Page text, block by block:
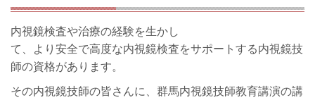
内視鏡検査や治療の経験を生かし
て、より安全で高度な内視鏡検査をサポートする内視鏡技
師の資格があります。
その内視鏡技師の皆さんに、群馬内視鏡技師教育講演の講